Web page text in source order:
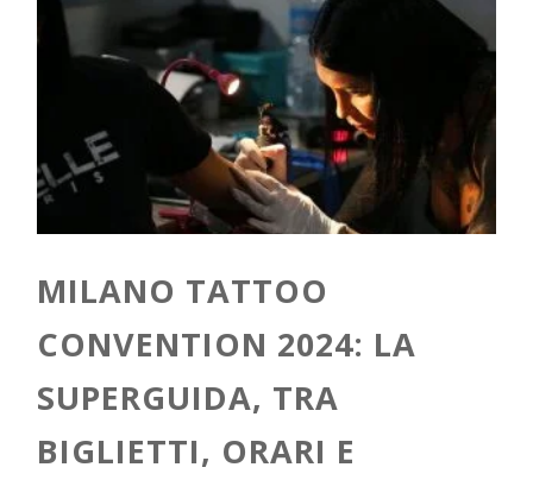
MILANO TATTOO
CONVENTION 2024: LA
SUPERGUIDA, TRA
BIGLIETTI, ORARI E